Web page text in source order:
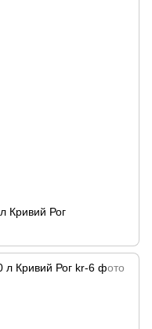
Кривий Рог